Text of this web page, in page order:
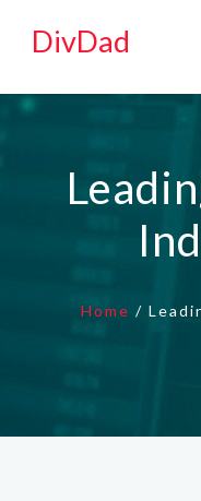
DivDad
Home /